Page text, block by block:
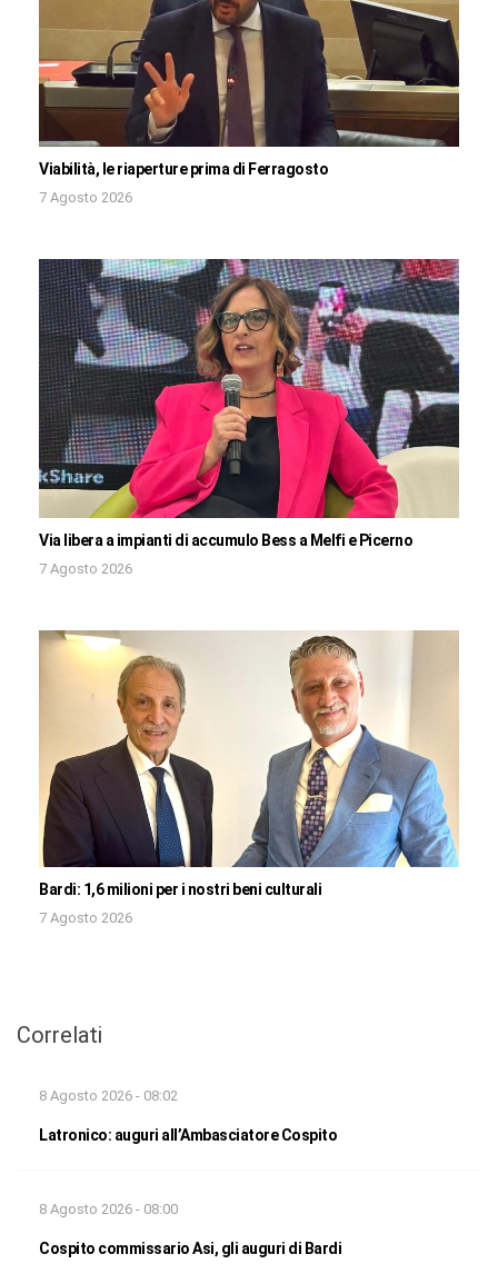
Viabilità, le riaperture prima di Ferragosto
7 Agosto 2026
Via libera a impianti di accumulo Bess a Melfi e Picerno
7 Agosto 2026
Bardi: 1,6 milioni per i nostri beni culturali
7 Agosto 2026
Correlati
8 Agosto 2026 - 08:02
Latronico: auguri all’Ambasciatore Cospito
8 Agosto 2026 - 08:00
Cospito commissario Asi, gli auguri di Bardi